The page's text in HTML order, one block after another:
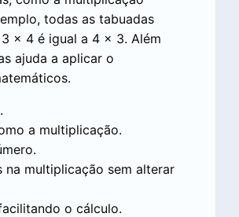
todas as tabuadas
x 4 é igual a 4 x 3. Além
ajuda a aplicar o
a multiplicação.
multiplicação sem alterar
o cálculo.